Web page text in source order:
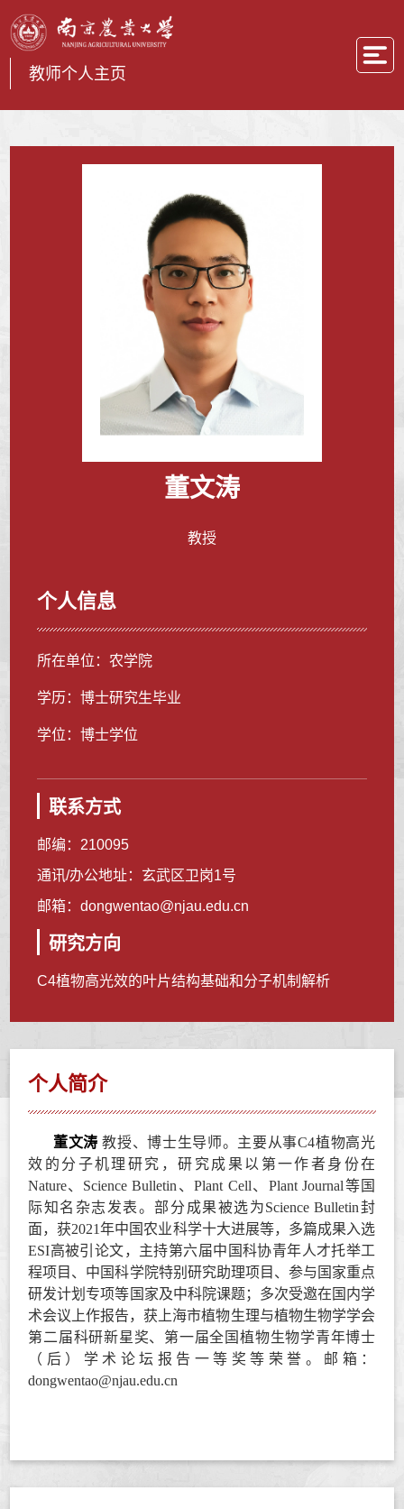
教师个人主页
董文涛
教授
个人信息
所在单位：农学院
学历：博士研究生毕业
学位：博士学位
联系方式
邮编： 210095
通讯/办公地址： 玄武区卫岗1号
邮箱：dongwentao@njau.edu.cn
研究方向
C4植物高光效的叶片结构基础和分子机制解析
个人简介
董文涛教授、博士生导师。 主要从事C4植物高光
效的分子机理研究，研究成果以第一作者身份在
Nature、 Science Bulletin 、Plant Cell、Plant Journal等国
际知名杂志发表。部分成果被选为Science Bulletin封
面，获2021年中国农业科学十大进展等，多篇成果入选
ESI高被引论文，主持第六届中国科协青年人才托举工
程项目、中国科学院特别研究助理项目、参与国家重点
研发计划专项等国家及中科院课题；多次受邀在国内学
术会议上作报告，获 上海市植物生理与植物生物学学会
第二届科研新星奖、第一届全国植物生物学青年博士
（后）学术论坛报告一等奖等荣誉。 邮箱：
dongwentao@njau.edu.cn